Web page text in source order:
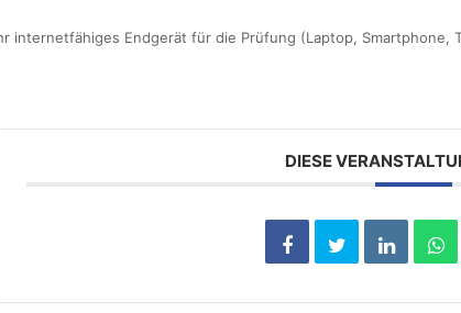
internetfähiges Endgerät für die Prüfung (Laptop, Smartphone,
DIESE